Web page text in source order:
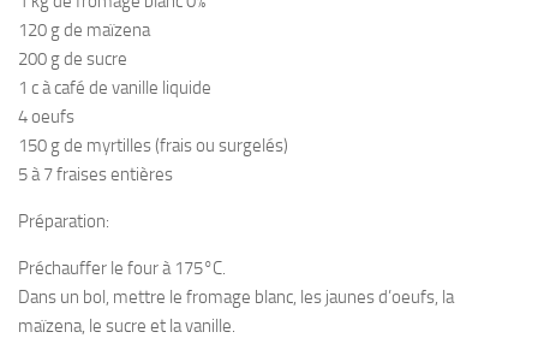
120 g de maïzena
200 g de sucre
1 c à café de vanille liquide
4 oeufs
150 g de myrtilles (frais ou surgelés)
5 à 7 fraises entières
Préparation:
Préchauffer le four à 175°C.
Dans un bol, mettre le fromage blanc, les jaunes d’oeufs, la
maïzena, le sucre et la vanille.